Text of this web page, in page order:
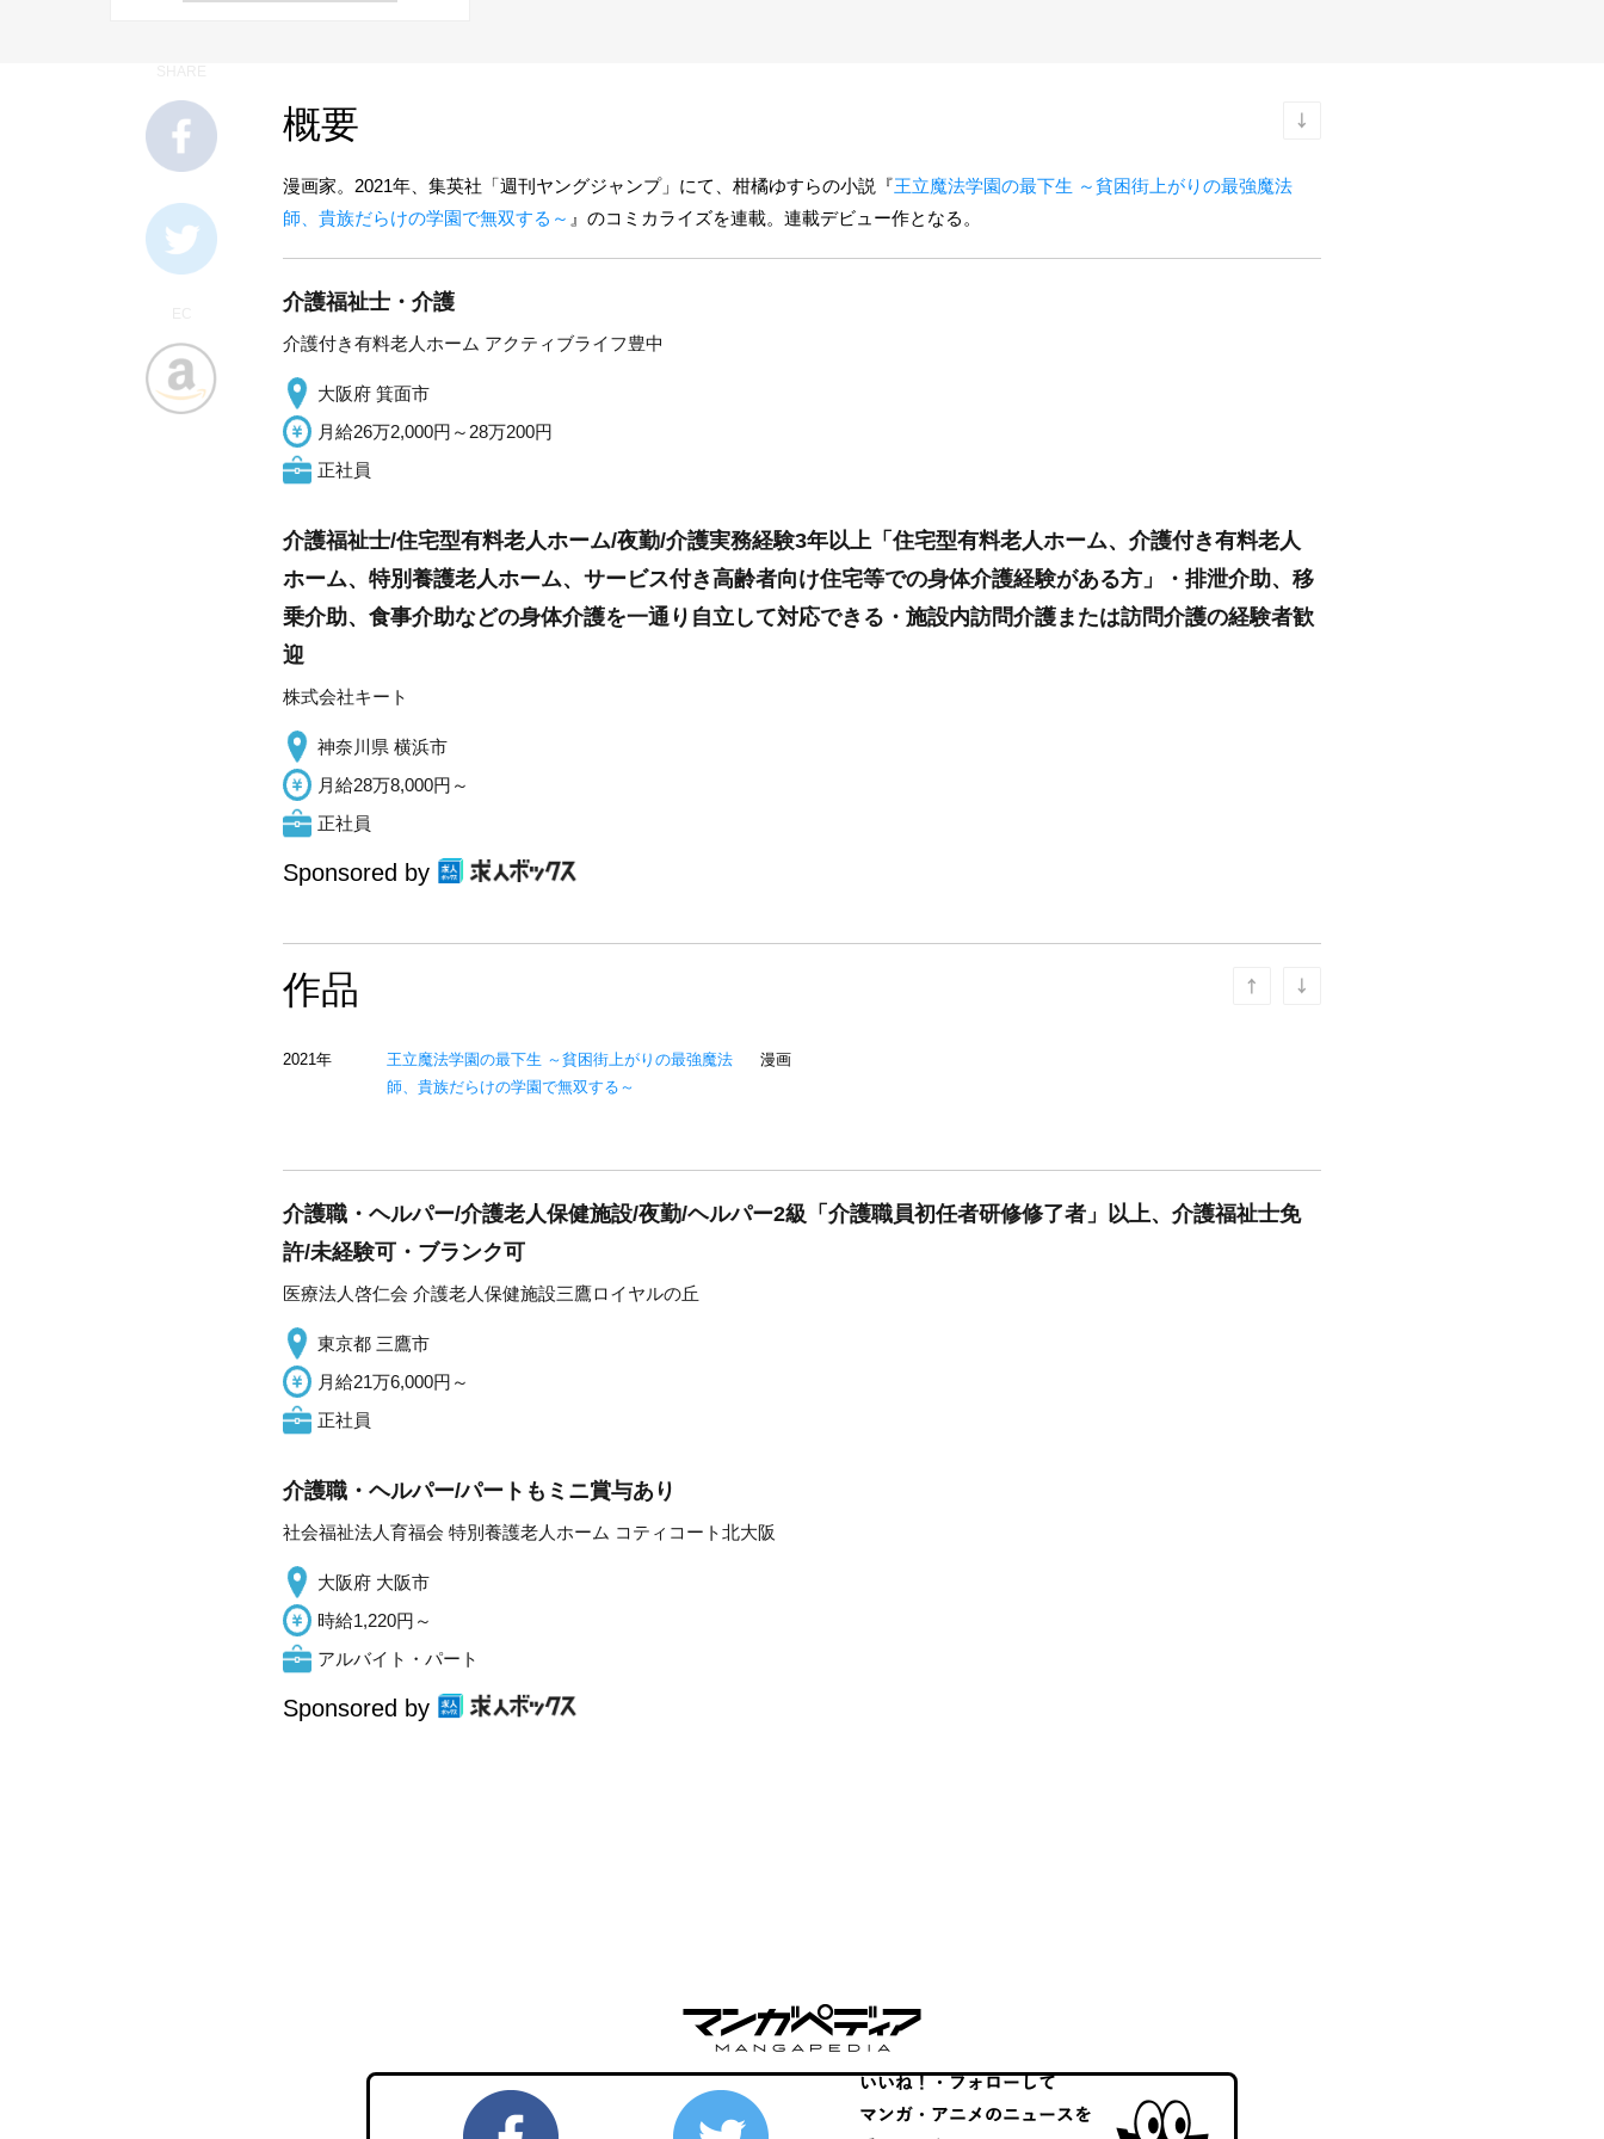
概要
漫画家。2021年、集英社「週刊ヤングジャンプ」にて、柑橘ゆすらの小説『王立魔法学園の最下生 ～貧困街上がりの最強魔法
師、貴族だらけの学園で無双する～ 』のコミカライズを連載。連載デビュー作となる。
介護福祉士・介護
介護付き有料老人ホーム アクティブライフ豊中
大阪府 箕面市
月給26万2,000円～28万200円
正社員
介護福祉士/住宅型有料老人ホーム/夜勤/介護実務経験3年以上「住宅型有料老人ホーム、介護付き有料老人
ホーム、特別養護老人ホーム、サービス付き高齢者向け住宅等での身体介護経験がある方」・排泄介助、移
乗介助、食事介助などの身体介護を一通り自立して対応できる・施設内訪問介護または訪問介護の経験者歓
迎
株式会社キート
神奈川県 横浜市
月給28万8,000円～
正社員
Sponsored by
作品
2021年
王立魔法学園の最下生 ～貧困街上がりの最強魔法
師、貴族だらけの学園で無双する～
漫画
介護職・ヘルパー/介護老人保健施設/夜勤/ヘルパー2級「介護職員初任者研修修了者」以上、介護福祉士免
許/未経験可・ブランク可
医療法人啓仁会 介護老人保健施設三鷹ロイヤルの丘
東京都 三鷹市
月給21万6,000円～
正社員
介護職・ヘルパー/パートもミニ賞与あり
社会福祉法人育福会 特別養護老人ホーム コティコート北大阪
大阪府 大阪市
時給1,220円～
アルバイト・パート
Sponsored by